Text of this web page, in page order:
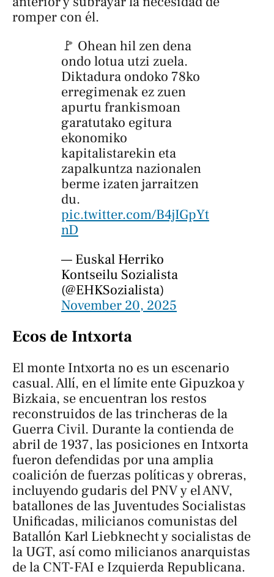
romper con él.
🚩 Ohean hil zen dena
ondo lotua utzi zuela.
Diktadura ondoko 78ko
erregimenak ez zuen
apurtu frankismoan
garatutako egitura
ekonomiko
kapitalistarekin eta
zapalkuntza nazionalen
berme izaten jarraitzen
du.
pic.twitter.com/B4jIGpYt
nD
— Euskal Herriko
Kontseilu Sozialista
(@EHKSozialista)
November 20, 2025
Ecos de Intxorta
El monte Intxorta no es un escenario
casual. Allí, en el límite ente Gipuzkoa y
Bizkaia, se encuentran los restos
reconstruidos de las trincheras de la
Guerra Civil. Durante la contienda de
abril de 1937, las posiciones en Intxorta
fueron defendidas por una amplia
coalición de fuerzas políticas y obreras,
incluyendo gudaris del PNV y el ANV,
batallones de las Juventudes Socialistas
Unificadas, milicianos comunistas del
Batallón Karl Liebknechty socialistas de
la UGT, así como milicianos anarquistas
de la CNT-FAI e Izquierda Republicana.